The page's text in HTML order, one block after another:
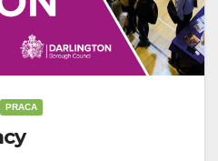
PRACA